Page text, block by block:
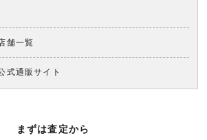
舗一覧
式通販サイト
まずは査定から